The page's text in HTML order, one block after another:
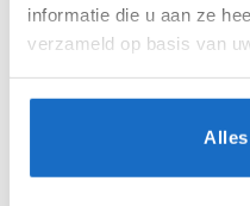
informatie die u aan ze
verzameld op basis van
BEOORDELINGEN (0)